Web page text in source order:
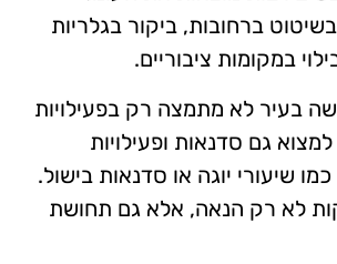
ברחובות, ביקור בגלריות
במקומות ציבוריים.
בעיר לא מתמצה רק בפעילויות
גם סדנאות ופעילויות
שיעורי יוגה או סדנאות בישול.
לא רק הנאה, אלא גם תחושת